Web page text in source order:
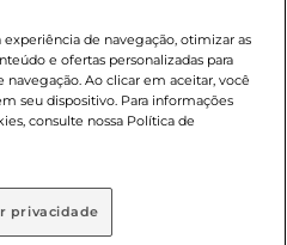
o dia de hoje, podendo
notificação. Proibida a venda
de 18 anos, conforme
II (Estatuto da Criança e do
exclusivos para o
alterações sem aviso
de navegação, otimizar as
e ofertas personalizadas para
navegação. Ao clicar em aceitar, você
seu dispositivo. Para informações
consulte nossa Política de
privacidade